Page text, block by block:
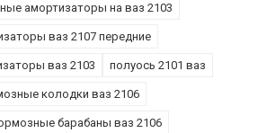
амортизаторы на ваз 2103
ваз 2107 передние
ваз 2103 полуось 2101 ваз
колодки ваз 2106
барабаны ваз 2106